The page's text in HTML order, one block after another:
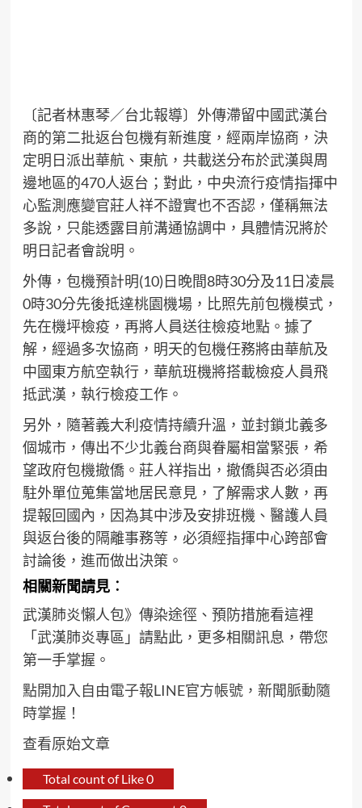
〔記者林惠琴／台北報導〕外傳滯留中國武漢台
商的第二批返台包機有新進度，經兩岸協商，決
定明日派出華航、東航，共載送分布於武漢與周
邊地區的470人返台；對此，中央流行疫情指揮中
心監測應變官莊人祥不證實也不否認，僅稱無法
多說，只能透露目前溝通協調中，具體情況將於
明日記者會說明。
外傳，包機預計明(10)日晚間8時30分及11日凌晨
0時30分先後抵達桃園機場，比照先前包機模式，
先在機坪檢疫，再將人員送往檢疫地點。據了
解，經過多次協商，明天的包機任務將由華航及
中國東方航空執行，華航班機將搭載檢疫人員飛
抵武漢，執行檢疫工作。
另外，隨著義大利疫情持續升溫，並封鎖北義多
個城市，傳出不少北義台商與眷屬相當緊張，希
望政府包機撤僑。莊人祥指出，撤僑與否必須由
駐外單位蒐集當地居民意見，了解需求人數，再
提報回國內，因為其中涉及安排班機、醫護人員
與返台後的隔離事務等，必須經指揮中心跨部會
討論後，進而做出決策。
相關新聞請見︰
武漢肺炎懶人包》傳染途徑、預防措施看這裡
「武漢肺炎專區」請點此，更多相關訊息，帶您
第一手掌握。
點開加入自由電子報LINE官方帳號，新聞脈動隨
時掌握！
查看原始文章
Total count of Like0